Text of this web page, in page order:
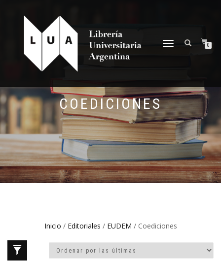
NAVEGACIÓN
0
COEDICIONES
Inicio / Editoriales / EUDEM / Coediciones